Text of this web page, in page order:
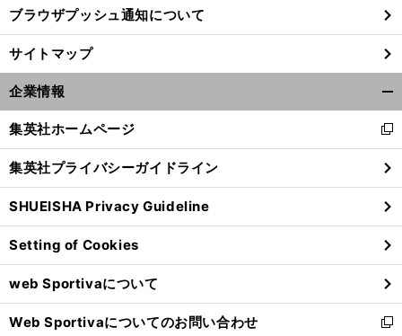
ブラウザプッシュ通知について
サイトマップ
企業情報
閉
る
集英社ホームページ
新
し
い
ウ
ィ
ン
ド
ウ
で
開
く
集英社プライバシーガイドライン
SHUEISHA Privacy Guideline
Setting of Cookies
web Sportivaについて
Web Sportivaについてのお問い合わせ
新